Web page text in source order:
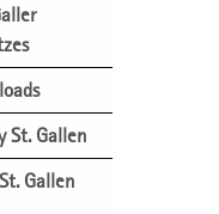
St. Gallen
Gallen